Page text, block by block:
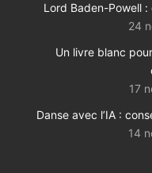
Lord Baden-Powell :
24
Un livre blanc
17
Danse avec l’IA :
14